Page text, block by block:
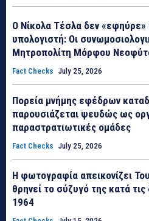
Ο Νίκολα Τέσλα δεν «εφηύρε»
υπολογιστή: Οι
Μητροπολίτη Μόρφου
Fact Checks July 25, 2026
Πορεία μνήμης εφέδρων
παρουσιάζεται ψευδώς ως
παραστρατιωτικές ομάδες
Fact Checks July 25, 2026
Η φωτογραφία απεικονίζει
θρηνεί το σύζυγό της κατά τις
1964